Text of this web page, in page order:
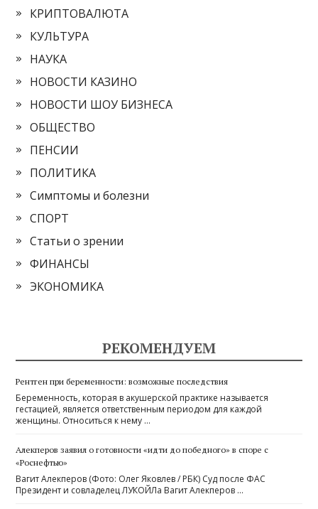
КРИПТОВАЛЮТА
КУЛЬТУРА
НАУКА
НОВОСТИ КАЗИНО
НОВОСТИ ШОУ БИЗНЕСА
ОБЩЕСТВО
ПЕНСИИ
ПОЛИТИКА
Симптомы и болезни
СПОРТ
Статьи о зрении
ФИНАНСЫ
ЭКОНОМИКА
РЕКОМЕНДУЕМ
Рентген при беременности: возможные последствия
Беременность, которая в акушерской практике называется
гестацией, является ответственным периодом для каждой
женщины. Относиться к нему …
Алекперов заявил о готовности «идти до победного» в споре с
«Роснефтью»
Вагит Алекперов (Фото: Олег Яковлев / РБК) Суд после ФАС
Президент и совладелец ЛУКОЙЛа Вагит Алекперов …